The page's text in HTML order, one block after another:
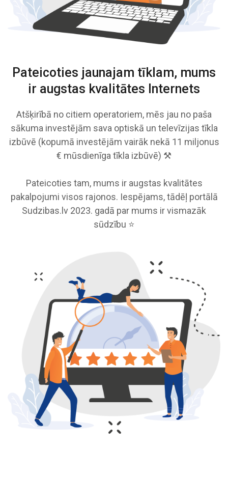
Pateicoties jaunajam tīklam, mums
ir augstas kvalitātes Internets
Atšķirībā no citiem operatoriem, mēs jau no paša
sākuma investējām sava optiskā un televīzijas tīkla
izbūvē (kopumā investējām vairāk nekā 11 miljonus
€ mūsdienīga tīkla izbūvē) ⚒️
Pateicoties tam, mums ir augstas kvalitātes
pakalpojumi visos rajonos. Iespējams, tādēļ portālā
Sudzibas.lv 2023. gadā par mums ir vismazāk
sūdzību ⭐